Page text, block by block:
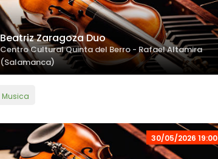
Beatriz Zaragoza Duo
Centro Cultural Quinta del Berro - Rafael Altamira
(Salamanca)
Musica
30/05/2026 19:00